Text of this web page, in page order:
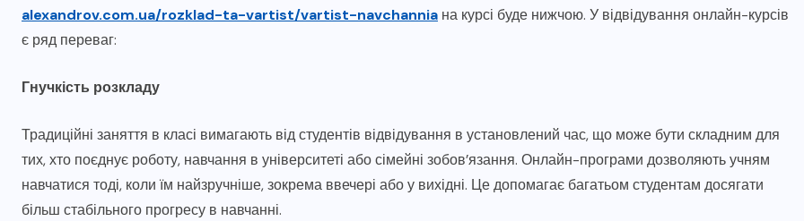
alexandrov.com.ua/rozklad-ta-vartist/vartist-navchannia на курсі буде нижчою. У відвідування онлайн-курсів
є ряд переваг:
Гнучкість розкладу
Традиційні заняття в класі вимагають від студентів відвідування в установлений час, що може бути складним для
тих, хто поєднує роботу, навчання в університеті або сімейні зобов’язання. Онлайн-програми дозволяють учням
навчатися тоді, коли їм найзручніше, зокрема ввечері або у вихідні. Це допомагає багатьом студентам досягати
більш стабільного прогресу в навчанні.